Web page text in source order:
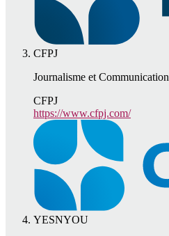
CFPJ
Journalisme et Communication
CFPJ
https://www.cfpj.com/
YESNYOU